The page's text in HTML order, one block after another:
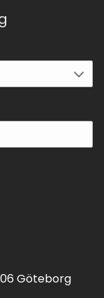
06 Göteborg